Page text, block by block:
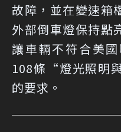
故障，並在變速箱
外部倒車燈保持點
讓車輛不符合美
108條“燈光照明
的要求。